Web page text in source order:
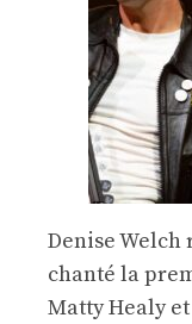
Denise Welch
chanté la
Matty Healy